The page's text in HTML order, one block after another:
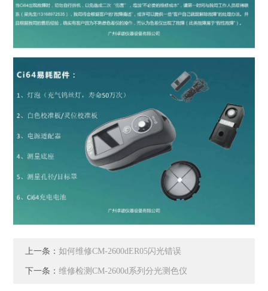
上一条：如何维修CM-2600dER05闪光错误
下一条：维修检测CM-2600d系列分光测色仪